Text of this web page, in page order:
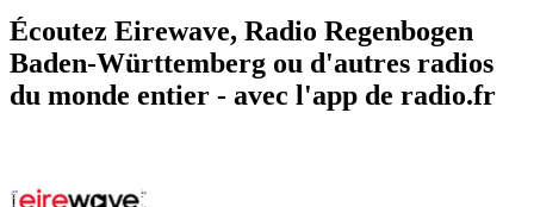
Écoutez Eirewave, Radio Regenbogen
Baden-Württemberg ou d'autres radios
du monde entier - avec l'app de radio.fr